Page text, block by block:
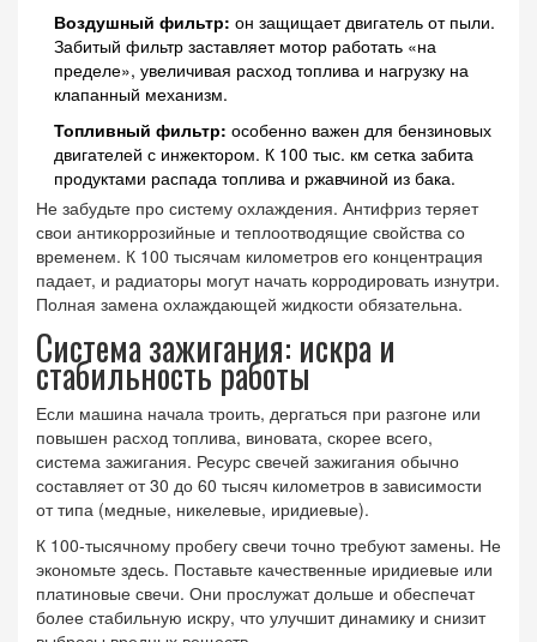
Воздушный фильтр: он защищает двигатель от пыли.
Забитый фильтр заставляет мотор работать «на
пределе», увеличивая расход топлива и нагрузку на
клапанный механизм.
Топливный фильтр: особенно важен для бензиновых
двигателей с инжектором. К 100 тыс. км сетка забита
продуктами распада топлива и ржавчиной из бака.
Не забудьте про систему охлаждения. Антифриз теряет
свои антикоррозийные и теплоотводящие свойства со
временем. К 100 тысячам километров его концентрация
падает, и радиаторы могут начать корродировать изнутри.
Полная замена охлаждающей жидкости обязательна.
Система зажигания: искра и
стабильность работы
Если машина начала троить, дергаться при разгоне или
повышен расход топлива, виновата, скорее всего,
система зажигания. Ресурс свечей зажигания обычно
составляет от 30 до 60 тысяч километров в зависимости
от типа (медные, никелевые, иридиевые).
К 100-тысячному пробегу свечи точно требуют замены. Не
экономьте здесь. Поставьте качественные иридиевые или
платиновые свечи. Они прослужат дольше и обеспечат
более стабильную искру, что улучшит динамику и снизит